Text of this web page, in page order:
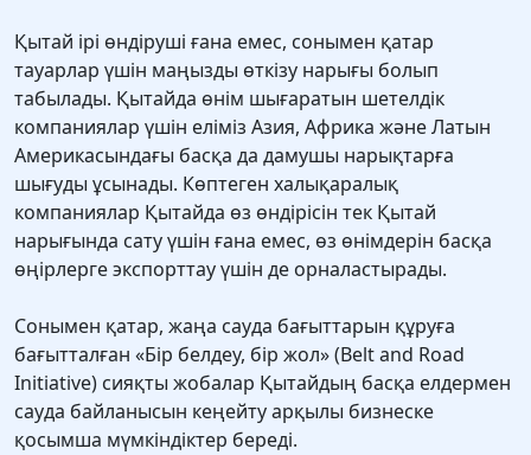
Қытай ірі өндіруші ғана емес, сонымен қатар
тауарлар үшін маңызды өткізу нарығы болып
табылады. Қытайда өнім шығаратын шетелдік
компаниялар үшін еліміз Азия, Африка және Латын
Америкасындағы басқа да дамушы нарықтарға
шығуды ұсынады. Көптеген халықаралық
компаниялар Қытайда өз өндірісін тек Қытай
нарығында сату үшін ғана емес, өз өнімдерін басқа
өңірлерге экспорттау үшін де орналастырады.
Сонымен қатар, жаңа сауда бағыттарын құруға
бағытталған «Бір белдеу, бір жол» (Belt and Road
Initiative) сияқты жобалар Қытайдың басқа елдермен
сауда байланысын кеңейту арқылы бизнеске
қосымша мүмкіндіктер береді.